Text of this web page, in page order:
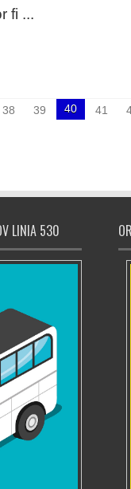
fi ...
38 39 40 41
LINIA 530